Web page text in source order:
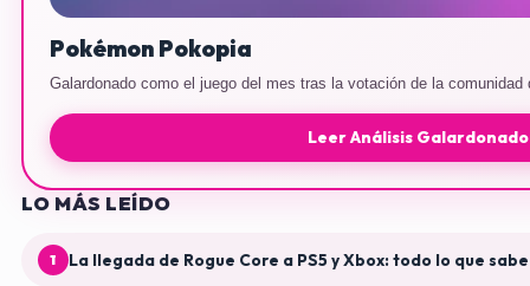
Pokémon Pokopia
Galardonado como el juego del mes tras la votación de la
Leer Análisis
LO MÁS LEÍDO
1 La llegada de Rogue Core a PS5 y Xbox: todo lo que